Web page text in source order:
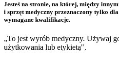
Jesteś na stronie, na której, między
i sprzęt medyczny przeznaczony tylko
wymagane kwalifikacje.
„To jest wyrób medyczny. Używaj
użytkowania lub etykietą".